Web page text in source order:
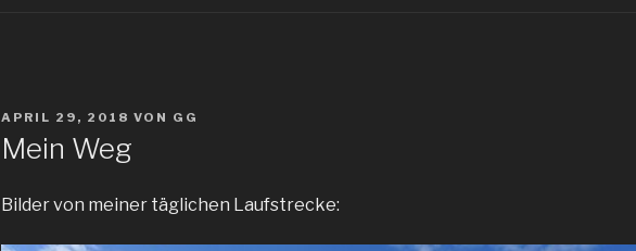
VERÖFFENTLICHT
APRIL 29, 2018 VON GG
Mein Weg
Bilder von meiner täglichen Laufstrecke: